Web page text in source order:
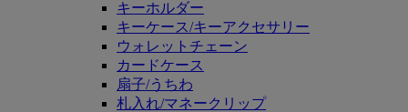
キーホルダー
キーケース/キーアクセサリー
ウォレットチェーン
カードケース
扇子/うちわ
札入れ/マネークリップ